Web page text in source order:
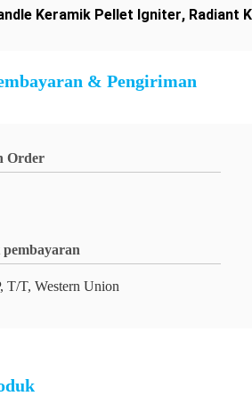
Keramik Pellet Igniter, Radiant
& Pengiriman
Order
T/T, Western Union